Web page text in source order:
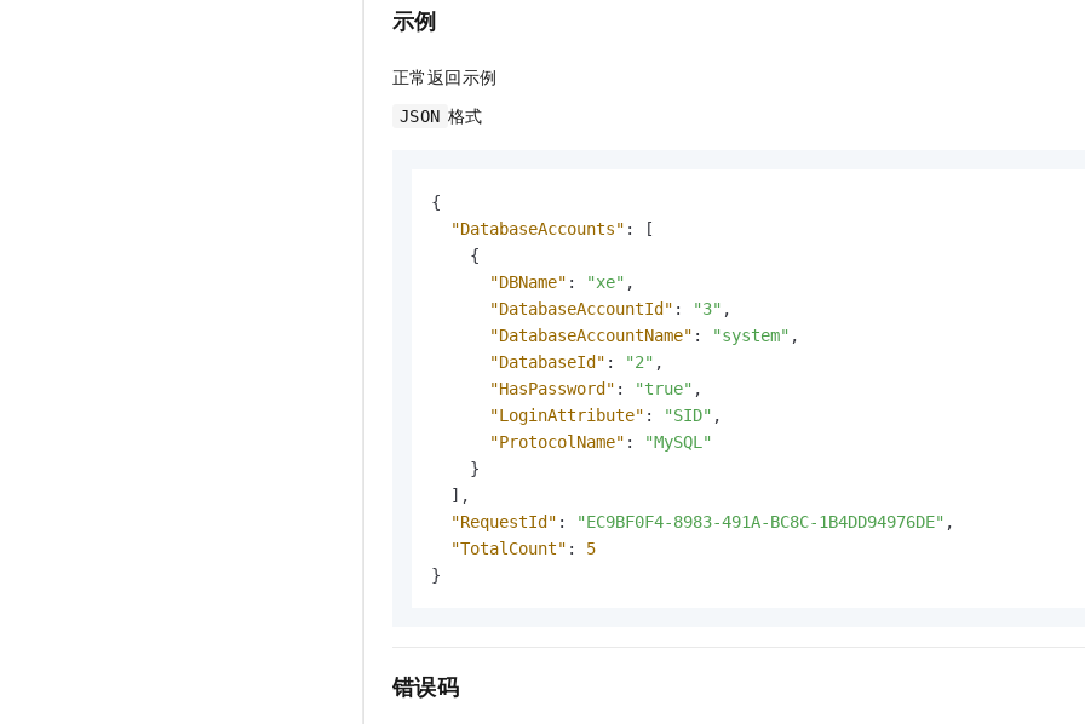
示例
正常返回示例
JSON 格式
{
"DatabaseAccounts" :
[
{
"DBName" : "xe" ,
"DatabaseAccountId" : "3" ,
"DatabaseAccountName" : "system" ,
"DatabaseId" : "2" ,
"HasPassword" : "true" ,
"LoginAttribute" : "SID" ,
"ProtocolName" :
"MySQL"
}
] ,
"RequestId" : "EC9BF0F4-8983-491A-BC8C-1B4DD94976DE" ,
"TotalCount" :
5
}
错误码